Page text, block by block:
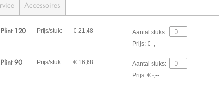
Accessoires
120
Prijs/stuk: € 21,48
Aantal stuks:
Prijs: € -,--
90
Prijs/stuk: € 16,68
Aantal stuks:
Prijs: € -,--